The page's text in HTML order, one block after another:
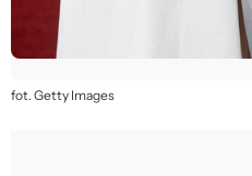
fot. Getty Images